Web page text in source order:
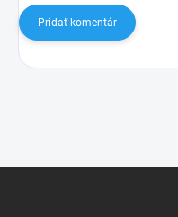
Pridať komentár